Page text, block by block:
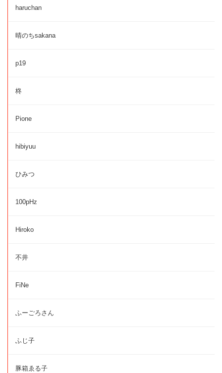
haruchan
晴のちsakana
p19
柊
Pione
hibiyuu
ひみつ
100pHz
Hiroko
不井
FiNe
ふーごろさん
ふじ子
豚箱ゑる子